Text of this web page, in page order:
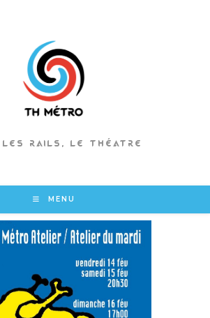
LES RAILS, LE THÉATRE
MENU